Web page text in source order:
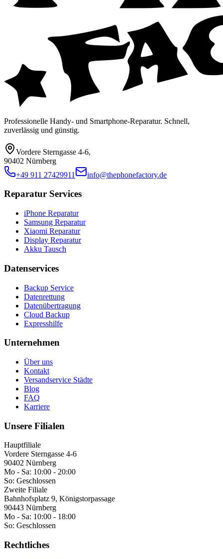
Professionelle Handy- und Smartphone-Reparatur. Schnell,
zuverlässig und günstig.
Vordere Sterngasse 4-6,
90402 Nürnberg
+49 911 27429911
info@thephonefactory.de
Reparatur Services
iPhone Reparatur
Samsung Reparatur
Xiaomi Reparatur
Display Reparatur
Akku Tausch
Datenservices
Backup Service
Datenrettung
Datenübertragung
Cloud Backup
Expresshilfe
Unternehmen
Über uns
Kontakt
Versandservice Städte
Blog
FAQ
Karriere
Unsere Filialen
Hauptfiliale
Vordere Sterngasse 4-6
90402 Nürnberg
Mo - Sa: 10:00 - 20:00
So: Geschlossen
Zweite Filiale
Bahnhofsplatz 9, Königstorpassage
90443 Nürnberg
Mo - Sa: 10:00 - 18:00
So: Geschlossen
Rechtliches